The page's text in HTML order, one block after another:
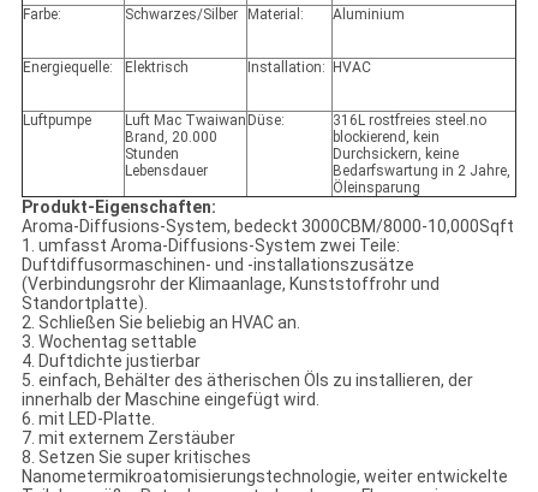
Farbe: Schwarzes/Silber Material: Aluminium
Energiequelle: Elektrisch Installation: HVAC
Luftpumpe
Luft Mac Twaiwan
Brand, 20.000
Stunden
Lebensdauer
Düse:
316L rostfreies steel.no
blockierend, kein
Durchsickern, keine
Bedarfswartung in 2 Jahre,
Öleinsparung
Produkt-Eigenschaften:
Aroma-Diffusions-System, bedeckt 3000CBM/8000-10,000Sqft
1. umfasst Aroma-Diffusions-System zwei Teile:
Duftdiffusormaschinen- und -installationszusätze
(Verbindungsrohr der Klimaanlage, Kunststoffrohr und
Standortplatte).
2. Schließen Sie beliebig an HVAC an.
3. Wochentag settable
4. Duftdichte justierbar
5. einfach, Behälter des ätherischen Öls zu installieren, der
innerhalb der Maschine eingefügt wird.
6. mit LED-Platte.
7. mit externem Zerstäuber
8. Setzen Sie super kritisches
Nanometermikroatomisierungstechnologie, weiter entwickelte